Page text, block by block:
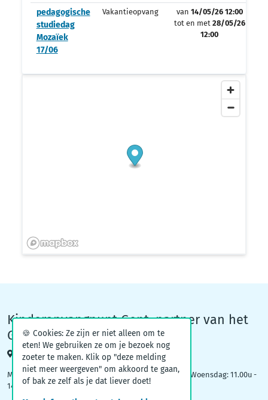
pedagogische
studiedag
Mozaïek
17/06
Vakantieopvang van 14/05/26 12:00
tot en met 28/05/26
12:00
Kinderopvangpunt Gent, partner van het
Groeiteam
Woodrow Wilsonplein 1, 9000 Gent
Maandag: 09.00u – 12.30u | Dinsdag: 16.30u - 19.00u | Woensdag: 11.00u -
14.00u
🍪 Cookies: Ze zijn er niet alleen om te
eten! We gebruiken ze om je bezoek nog
zoeter te maken. Klik op "deze melding
niet meer weergeven" om akkoord te gaan,
of bak ze zelf als je dat liever doet!